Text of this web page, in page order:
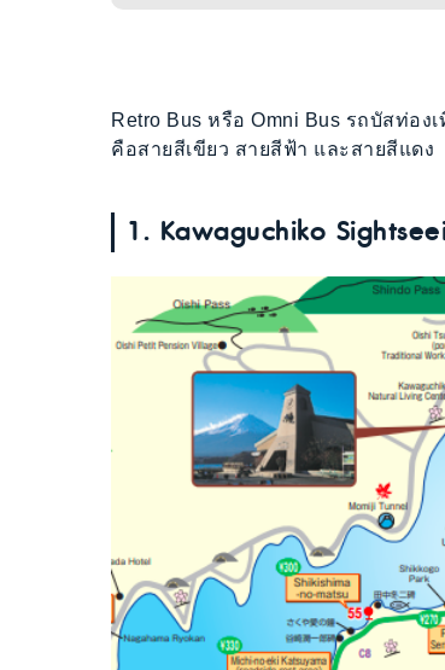
Retro Bus หรือ Omni Bus รถบัสท่อ
คือสายสีเขียว สายสีฟ้า และสายสีแดง
1. Kawaguchiko